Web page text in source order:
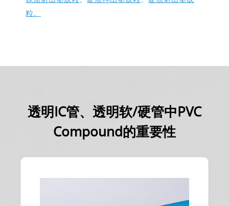
粒。
透明IC管、透明软/硬管中PVC
Compound的重要性